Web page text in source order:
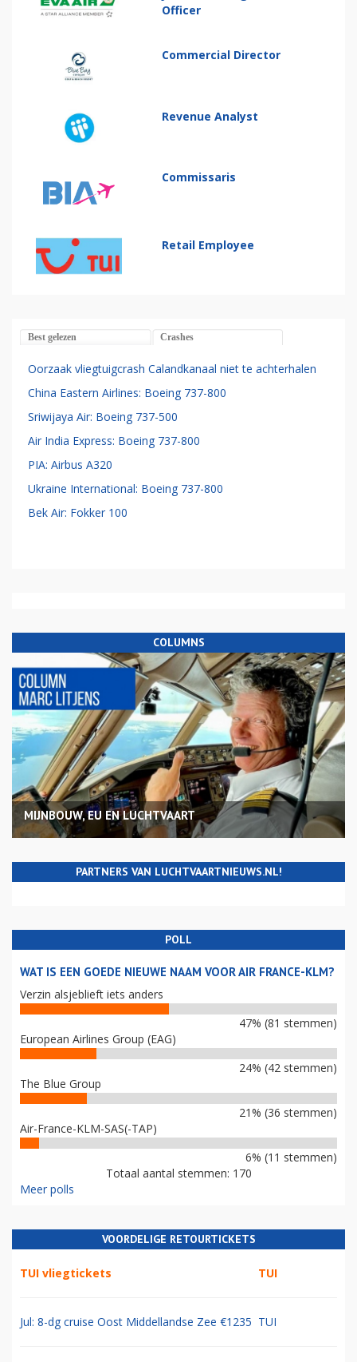
Officer
Commercial Director
Revenue Analyst
Commissaris
Retail Employee
Best gelezen Crashes
Oorzaak vliegtuigcrash Calandkanaal niet te achterhalen
China Eastern Airlines: Boeing 737-800
Sriwijaya Air: Boeing 737-500
Air India Express: Boeing 737-800
PIA: Airbus A320
Ukraine International: Boeing 737-800
Bek Air: Fokker 100
COLUMNS
MIJNBOUW, EU EN LUCHTVAART
PARTNERS VAN LUCHTVAARTNIEUWS.NL!
POLL
WAT IS EEN GOEDE NIEUWE NAAM VOOR AIR FRANCE-KLM?
Verzin alsjeblieft iets anders
47% (81 stemmen)
European Airlines Group (EAG)
24% (42 stemmen)
The Blue Group
21% (36 stemmen)
Air-France-KLM-SAS(-TAP)
6% (11 stemmen)
Totaal aantal stemmen: 170
Meer polls
VOORDELIGE RETOURTICKETS
TUI vliegtickets TUI
Jul: 8-dg cruise Oost Middellandse Zee €1235 TUI